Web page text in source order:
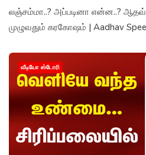
லஞ்சம்மா..? அப்படினா என்ன..?
முழுவதும் கரகோஷம் | Aadhav
வீடியோ ஸ்டோரி